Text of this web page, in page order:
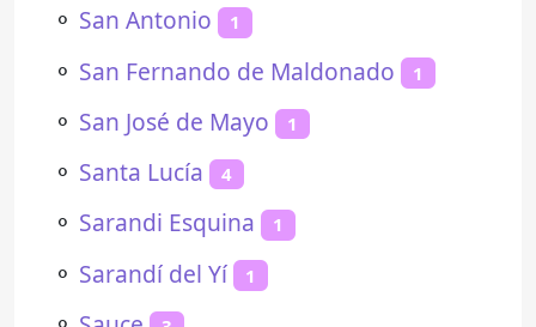
⚬ San Antonio 1
⚬ San Fernando de Maldonado 1
⚬ San José de Mayo 1
⚬ Santa Lucía 4
⚬ Sarandi Esquina 1
⚬ Sarandí del Yí 1